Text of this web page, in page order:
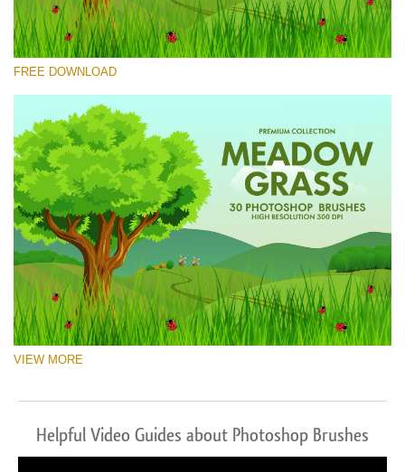
Please select
Meadow Grass
(30 Ps Brushes)
Free download
FREE DOWNLOAD
VIEW MORE
Helpful Video Guides about Photoshop Brushes